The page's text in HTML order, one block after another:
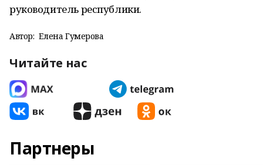
руководитель республики.
Автор: Елена Гумерова
Читайте нас
Партнеры